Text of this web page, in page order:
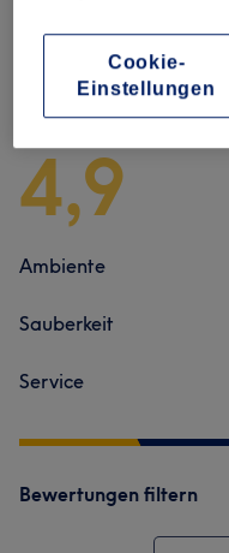
Salonbewertungen
4,9
Ambiente
Sauberkeit
Service
Bewertungen filtern
Cookie-
Einstellungen